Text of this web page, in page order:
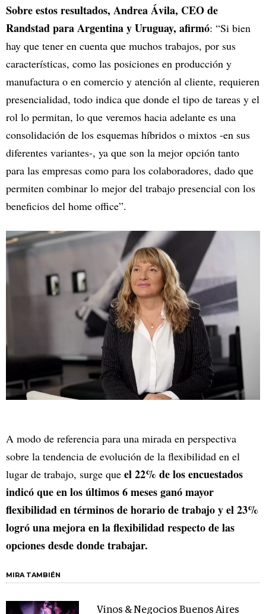
Sobre estos resultados, Andrea Ávila, CEO de
Randstad para Argentina y Uruguay, afirmó: “Si bien
hay que tener en cuenta que muchos trabajos, por sus
características, como las posiciones en producción y
manufactura o en comercio y atención al cliente, requieren
presencialidad, todo indica que donde el tipo de tareas y el
rol lo permitan, lo que veremos hacia adelante es una
consolidación de los esquemas híbridos o mixtos -en sus
diferentes variantes-, ya que son la mejor opción tanto
para las empresas como para los colaboradores, dado que
permiten combinar lo mejor del trabajo presencial con los
beneficios del home office”.
A modo de referencia para una mirada en perspectiva
sobre la tendencia de evolución de la flexibilidad en el
lugar de trabajo, surge que el 22% de los encuestados
indicó que en los últimos 6 meses ganó mayor
flexibilidad en términos de horario de trabajo y el 23%
logró una mejora en la flexibilidad respecto de las
opciones desde donde trabajar.
MIRA TAMBIÉN
Vinos & Negocios Buenos Aires